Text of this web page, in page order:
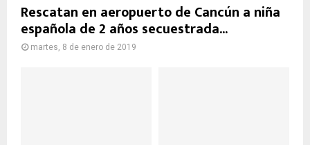
Rescatan en aeropuerto de Cancún a niña
española de 2 años secuestrada...
martes, 8 de enero de 2019